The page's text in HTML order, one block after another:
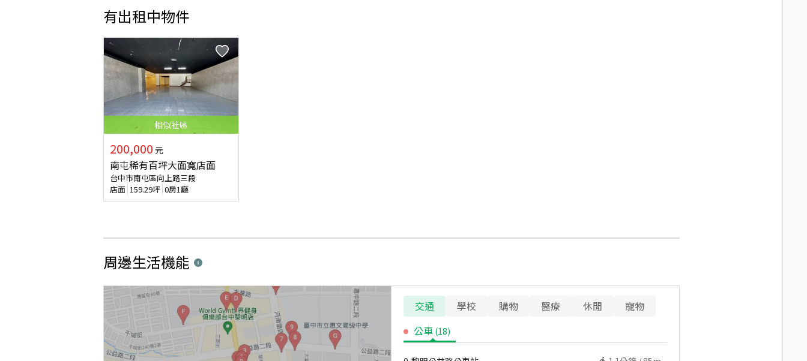
有出租中物件
相似社區
200,000 元
南屯稀有百坪大面寬店面
台中市南屯區向上路三段
店面 159.29坪 0房1廳
周邊生活機能
交通 學校 購物 醫療 休閒
寵物
公車 (18)